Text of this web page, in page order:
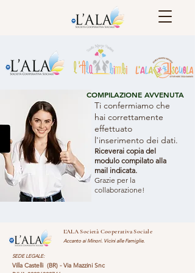
COMPILAZIONE AVVENUTA
Ti confermiamo che
hai correttamente
effettuato
l'inserimento dei dati.
Riceverai copia del
modulo compilato alla
mail indicata.
Grazie per la
collaborazione!
SEDE LEGALE:
Villa Castelli (BR) - Via Mazzini Snc
L'ALA Società Cooperativa Sociale
Accanto ai Minori. Vicini alle Famiglie.